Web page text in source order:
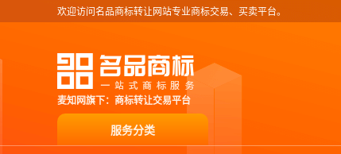
欢迎访问名品商标转让网站专业商标交易、买卖平台。
麦知网旗下：商标转让交易平台
服务分类